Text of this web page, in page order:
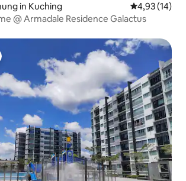
in Kuching
4,93 (14)
@ Armadale Residence Galactus